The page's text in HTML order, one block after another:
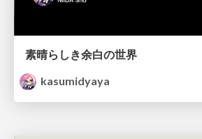
素晴らしき余白の世界
kasumidyaya